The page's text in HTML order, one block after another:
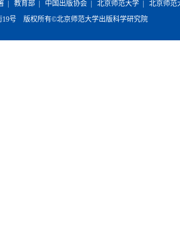
教育部 中国出版协会 北京师范大学
北京师范
19号 版权所有©北京师范大学出版科学研究院